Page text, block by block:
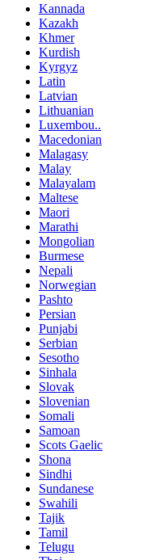
Kannada
Kazakh
Khmer
Kurdish
Kyrgyz
Latin
Latvian
Lithuanian
Luxembou..
Macedonian
Malagasy
Malay
Malayalam
Maltese
Maori
Marathi
Mongolian
Burmese
Nepali
Norwegian
Pashto
Persian
Punjabi
Serbian
Sesotho
Sinhala
Slovak
Slovenian
Somali
Samoan
Scots Gaelic
Shona
Sindhi
Sundanese
Swahili
Tajik
Tamil
Telugu